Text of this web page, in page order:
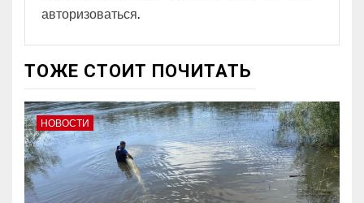
авторизоваться.
ТОЖЕ СТОИТ ПОЧИТАТЬ
НОВОСТИ